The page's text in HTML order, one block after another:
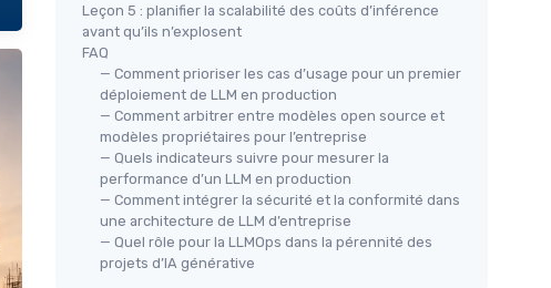
Leçon 5 : planifier la scalabilité des coûts d’inférence
avant qu’ils n’explosent
FAQ
— Comment prioriser les cas d’usage pour un premier
déploiement de LLM en production
— Comment arbitrer entre modèles open source et
modèles propriétaires pour l’entreprise
— Quels indicateurs suivre pour mesurer la
performance d’un LLM en production
— Comment intégrer la sécurité et la conformité dans
une architecture de LLM d’entreprise
— Quel rôle pour la LLMOps dans la pérennité des
projets d’IA générative